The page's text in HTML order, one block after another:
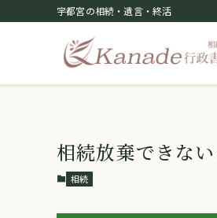
宇都宮の相続・遺言・終活
相続放棄できな
相続